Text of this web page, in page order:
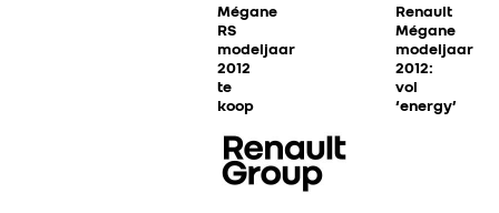
Mégane
RS
modeljaar
2012
te
koop
€
33.990
Renault
Mégane
modeljaar
2012:
vol
‘energy’